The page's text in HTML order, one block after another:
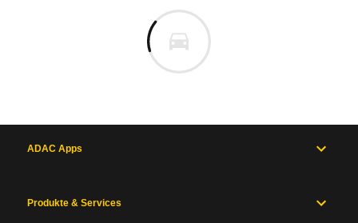
ADAC Apps
Produkte & Services